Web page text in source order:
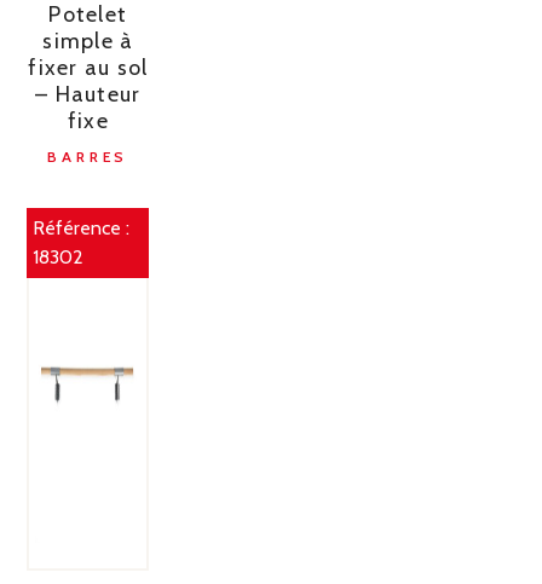
Potelet
simple à
fixer au sol
– Hauteur
fixe
BARRES
Référence :
18302